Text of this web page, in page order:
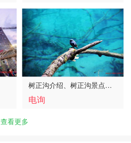
树正沟介绍、树正沟景点图
片
电询
查看更多